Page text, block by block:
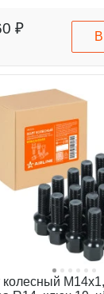
₽
колесный